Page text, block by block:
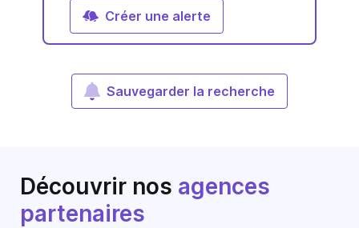
Créer une alerte
Sauvegarder la recherche
Découvrir nos agences
partenaires